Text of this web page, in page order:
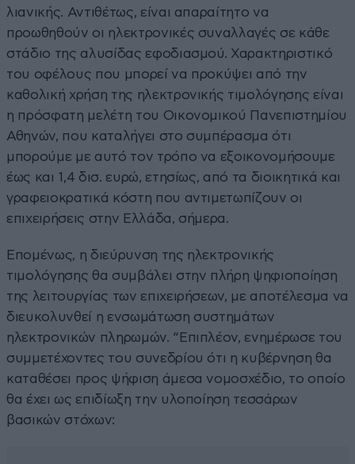
λιανικής. Αντιθέτως, είναι απαραίτητο να
προωθηθούν οι ηλεκτρονικές συναλλαγές σε κάθε
στάδιο της αλυσίδας εφοδιασμού. Χαρακτηριστικό
του οφέλους που μπορεί να προκύψει από την
καθολική χρήση της ηλεκτρονικής τιμολόγησης είναι
η πρόσφατη μελέτη του Οικονομικού Πανεπιστημίου
Αθηνών, που καταλήγει στο συμπέρασμα ότι
μπορούμε με αυτό τον τρόπο να εξοικονομήσουμε
έως και 1,4 δισ. ευρώ, ετησίως, από τα διοικητικά και
γραφειοκρατικά κόστη που αντιμετωπίζουν οι
επιχειρήσεις στην Ελλάδα, σήμερα.
Επομένως, η διεύρυνση της ηλεκτρονικής
τιμολόγησης θα συμβάλει στην πλήρη ψηφιοποίηση
της λειτουργίας των επιχειρήσεων, με αποτέλεσμα να
διευκολυνθεί η ενσωμάτωση συστημάτων
ηλεκτρονικών πληρωμών. “Επιπλέον, ενημέρωσε του
συμμετέχοντες του συνεδρίου ότι η κυβέρνηση θα
καταθέσει προς ψήφιση άμεσα νομοσχέδιο, το οποίο
θα έχει ως επιδίωξη την υλοποίηση τεσσάρων
βασικών στόχων: